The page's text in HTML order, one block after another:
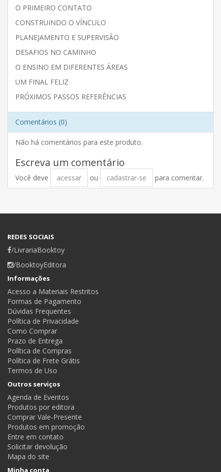
O PRIMEIRO CONTATO
CONSTRUINDO O VÍNCULO
PLANEJAMENTO E SUPERVISÃO
DESAFIOS NO CAMINHO
O ENSINO EM DIFERENTES ÁREAS
UM FINAL FELIZ
PRÓXIMOS PASSOS REFERÊNCIAS
Comentários (0)
Não há comentários para este produto.
Escreva um comentário
Você deve acessar ou cadastrar-se para comentar.
REDES SOCIAIS
/LivrariaBooktoy
/BooktoyEditora
Informações
Acesso a Materiais Restritos
Formas de Pagamento
Dúvidas Frequentes
Política de Privacidade
Como Comprar
Prazo de Entrega
Política de Compras
Política de Frete Grátis
Termos de Uso
Outros serviços
Agenda de Eventos
Produtos por editora
Comprar Vale-Presente
Produtos em promoção
Entre em contato
Solicitar devolução
Mapa do site
Minha conta